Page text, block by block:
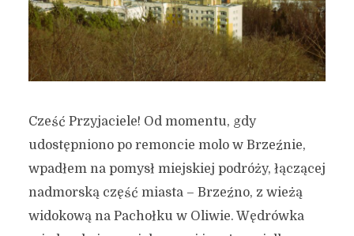
Cześć Przyjaciele! Od momentu, gdy
udostępniono po remoncie molo w Brzeźnie,
wpadłem na pomysł miejskiej podróży, łączącej
nadmorską część miasta – Brzeźno, z wieżą
widokową na Pachołku w Oliwie. Wędrówka